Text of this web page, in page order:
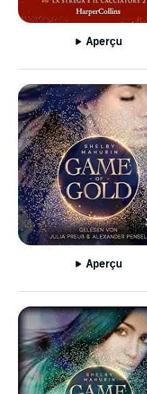
Aperçu
Aperçu